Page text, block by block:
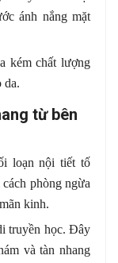
ánh nắng mặt
kém chất lượng
da.
từ bên
loạn nội tiết tố
phòng ngừa
kinh.
truyền học. Đây
và tàn nhang